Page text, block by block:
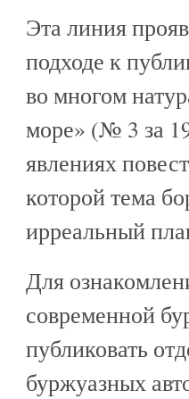
Эта линия
подходе к
во многом
море» (№ 3 за
явлениях
которой тема
ирреальный
Для
современной
публиковать
буржуазных